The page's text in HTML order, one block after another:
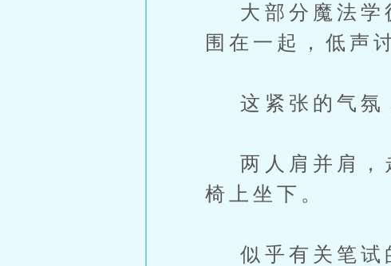
大部分魔法学
围在一起，低声
这紧张的气氛
两人肩并肩，
椅上坐下。
似乎有关笔试